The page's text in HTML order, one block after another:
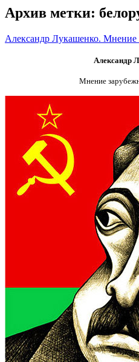
Архив метки:
Александр Лукашенко. Мнение
Александр
Мнение